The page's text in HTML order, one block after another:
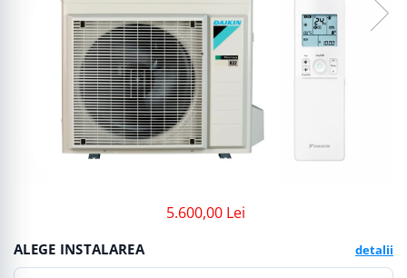
5.600,00 Lei
ALEGE INSTALAREA detalii